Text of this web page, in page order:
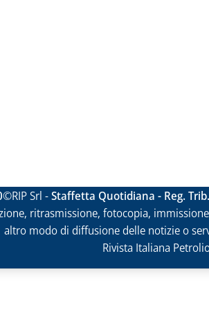
©RIP Srl -Staffetta Quotidiana - Reg.
ritrasmissione, fotocopia,
altro modo di diffusione delle notizie o
Rivista Italiana